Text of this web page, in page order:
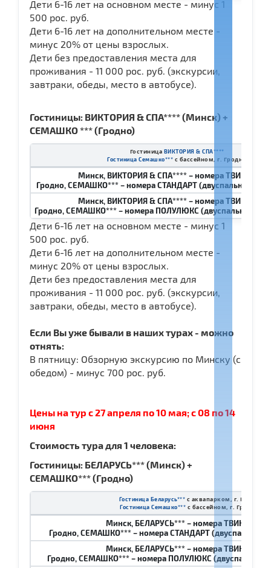
Дети 6-16 лет на основном месте - минус 1
500 рос. руб.
Дети 6-16 лет на дополнительном месте -
минус 20% от цены взрослых.
Дети без предоставления места для
проживания - 11 000 рос. руб. (экскурсии,
завтраки, обеды, место в автобусе).
Гостиницы: ВИКТОРИЯ & СПА**** (Минск) +
СЕМАШКО *** (Гродно)
Гостиница ВИКТОРИЯ & СПА****
Гостиница Семашко*** с бассейном, г. Гродно
Минск, ВИКТОРИЯ & СПА**** – номера ТВИН и
Гродно, СЕМАШКО*** – номера СТАНДАРТ (двуспальная
Минск, ВИКТОРИЯ & СПА**** – номера ТВИН и
Гродно, СЕМАШКО*** – номера ПОЛУЛЮКС (двуспальная
Дети 6-16 лет на основном месте - минус 1
500 рос. руб.
Дети 6-16 лет на дополнительном месте -
минус 20% от цены взрослых.
Дети без предоставления места для
проживания - 11 000 рос. руб. (экскурсии,
завтраки, обеды, место в автобусе).
Если Вы уже бывали в наших турах - можно
отнять:
В пятницу: Обзорную экскурсию по Минску (с
обедом) - минус 700 рос. руб.
Цены на тур с 27 апреля по 10 мая; с 08 по 14
июня
Стоимость тура для 1 человека:
Гостиницы: БЕЛАРУСЬ*** (Минск) +
СЕМАШКО*** (Гродно)
Гостиница Беларусь*** с аквапарком, г. Минск
Гостиница Семашко*** с бассейном, г. Гродно
Минск, БЕЛАРУСЬ*** – номера ТВИН и
Гродно, СЕМАШКО*** – номера СТАНДАРТ (двуспальная
Минск, БЕЛАРУСЬ*** – номера ТВИН и
Гродно, СЕМАШКО*** – номера ПОЛУЛЮКС (двуспальная